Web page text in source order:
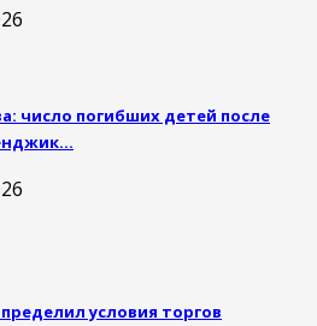
число погибших детей после
условия торгов